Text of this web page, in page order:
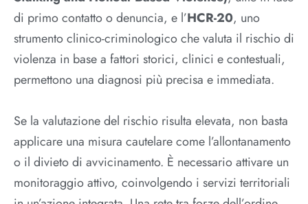
di primo contatto o denuncia, e l’HCR-20, uno
strumento clinico-criminologico che valuta il rischio di
violenza in base a fattori storici, clinici e contestuali,
permettono una diagnosi più precisa e immediata.
Se la valutazione del rischio risulta elevata, non basta
applicare una misura cautelare come l’allontanamento
o il divieto di avvicinamento. È necessario attivare un
monitoraggio attivo, coinvolgendo i servizi territoriali